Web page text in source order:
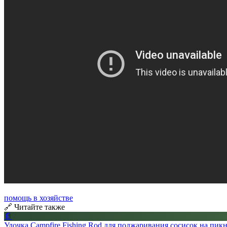
помощь в хозяйстве
🔗 Читайте также
📄
Удочка Campfire Fishing Rod для поджаривания сосисок на